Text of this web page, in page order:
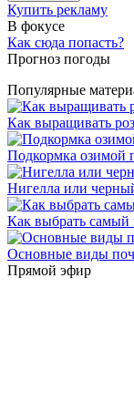
Купить рекламу
В фокусе
Как сюда попасть?
Прогноз погоды
Популярные
Как выращивать
Подкормка озимой
Нигелла или
Как выбрать самый
Основные виды
Прямой эфир